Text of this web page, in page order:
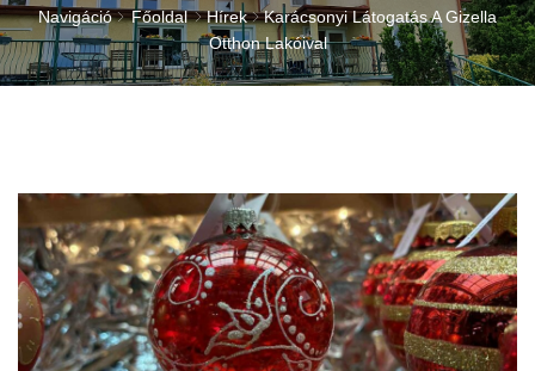
Navigáció Főoldal Hírek
Karácsonyi Látogatás A Gizella
Otthon Lakóival